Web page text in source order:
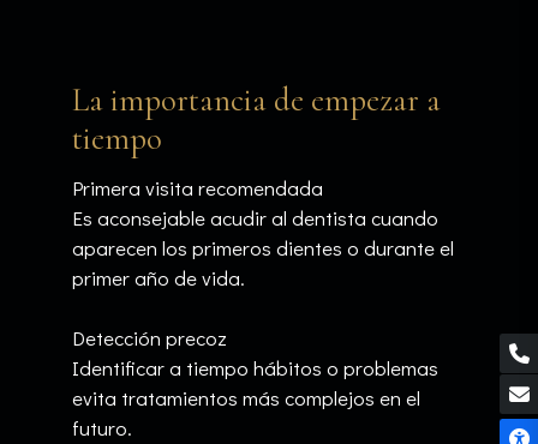
La importancia de empezar a
tiempo
Primera visita recomendada
Es aconsejable acudir al dentista cuando
aparecen los primeros dientes o durante el
primer año de vida.
Detección precoz
Identificar a tiempo hábitos o problemas
evita tratamientos más complejos en el
futuro.